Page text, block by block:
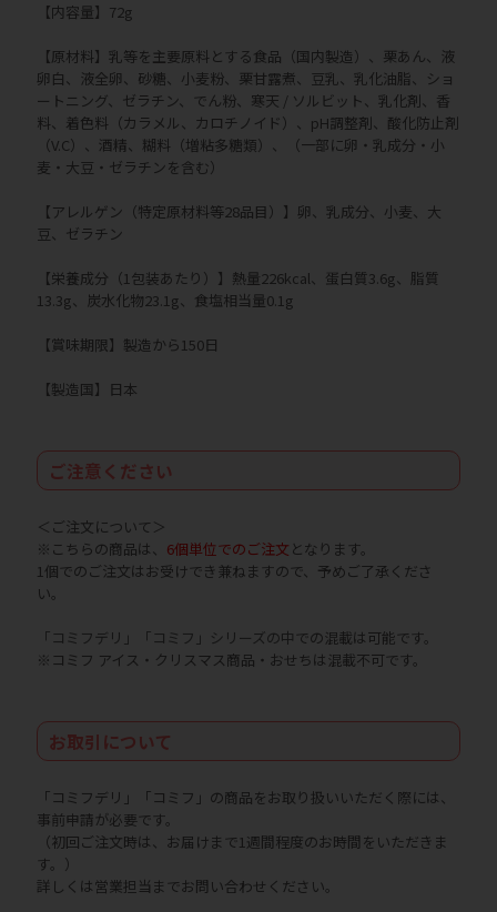
【内容量】72g
【原材料】乳等を主要原料とする食品（国内製造）、栗あん、液
卵白、液全卵、砂糖、小麦粉、栗甘露煮、豆乳、乳化油脂、ショ
ートニング、ゼラチン、でん粉、寒天 / ソルビット、乳化剤、香
料、着色料（カラメル、カロチノイド）、pH調整剤、酸化防止剤
（V.C）、酒精、糊料（増粘多糖類）、（一部に卵・乳成分・小
麦・大豆・ゼラチンを含む）
【アレルゲン（特定原材料等28品目）】卵、乳成分、小麦、大
豆、ゼラチン
【栄養成分（1包装あたり）】熱量226kcal、蛋白質3.6g、脂質
13.3g、炭水化物23.1g、食塩相当量0.1g
【賞味期限】製造から150日
【製造国】日本
ご注意ください
＜ご注文について＞
※こちらの商品は、 6個単位でのご注文 となります。
1個でのご注文はお受けでき兼ねますので、予めご了承くださ
い。
「コミフデリ」「コミフ」シリーズの中 での混載は可能です。
※コミフ アイス・クリスマス商品・おせちは混載不可です。
お取引について
「コミフデリ」「コミフ」の商品をお取り扱いいただく際には、
事前申請が必要です。
（初回ご注文時は、お届けまで1週間程度のお時間をいただきま
す。）
詳しくは営業担当までお問い合わせください。